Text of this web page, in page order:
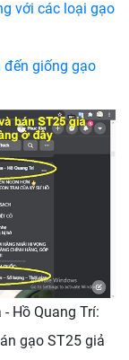
với các loại gạo
đến giống gạo
Hồ Quang Trí:
gạo ST25 giả